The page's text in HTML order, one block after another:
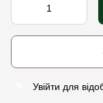
Увійти для